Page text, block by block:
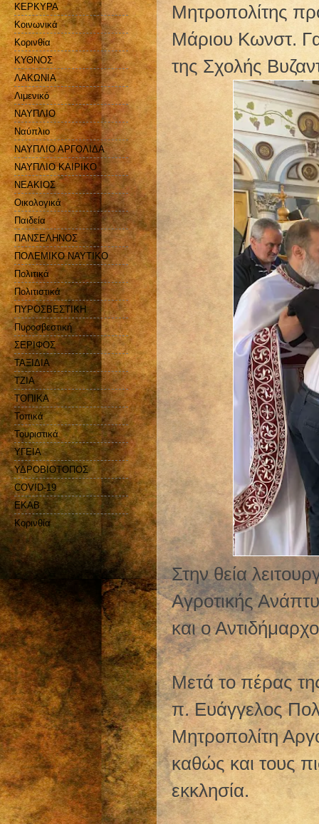
Μητροπολίτης
Μάριου Κωνστ.
της Σχολής
Στην θεία
Αγροτικής
και ο
Μετά το πέρας
π. Ευάγγελος
Μητροπολίτη
καθώς και τους
εκκλησία.
ΚΕΡΚΥΡΑ
Κοινωνικά
Κορινθία
ΚΥΘΝΟΣ
ΛΑΚΩΝΙΑ
Λιμενικό
ΝΑΥΠΛΙΟ
Ναύπλιο
ΝΑΥΠΛΙΟ ΑΡΓΟΛΙΔΑ
ΝΑΥΠΛΙΟ ΚΑΙΡΙΚΟ
ΝΕΑΚΙΟΣ
Οικολογικά
Παιδεία
ΠΑΝΣΕΛΗΝΟΣ
ΠΟΛΕΜΙΚΟ ΝΑΥΤΙΚΟ
Πολιτικά
Πολιτιστικά
ΠΥΡΟΣΒΕΣΤΙΚΗ
Πυροσβεστική
ΣΕΡΙΦΟΣ
ΤΑΞΙΔΙΑ
ΤΖΙΑ
ΤΟΠΙΚΑ
Τοπικά
Τουριστικά
ΥΓΕΙΑ
ΥΔΡΟΒΙΟΤΟΠΟΣ
COVID-19
EKAB
Kορινθία